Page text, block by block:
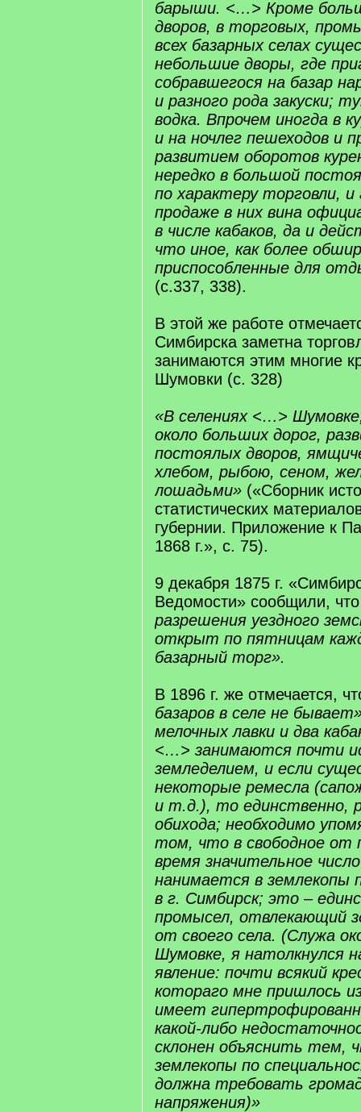
барыши. <…> Кроме
дворов, в торговых,
всех базарных селах
небольшие дворы, где
собравшегося на базар
и разного рода закуски;
водка. Впрочем иногда в
и на ночлег пешеходов и
развитием оборотов
нередко в большой
по характеру торговли, и
продаже в них вина
в числе кабаков, да и
что иное, как более
приспособленные для
(с.337, 338).
В этой же работе
Симбирска заметна
занимаются этим многие
Шумовки (с. 328)
«В селениях <…>
около больших дорог,
постоялых дворов,
хлебом, рыбою, сеном,
лошадьми» («Сборник
статистических
губернии. Приложение к
1868 г.», с. 75).
9 декабря 1875 г.
Ведомости» сообщили,
разрешения уездного
открыт по пятницам
базарный торг».
В 1896 г. же отмечается,
базаров в селе не
мелочных лавки и два
<…> занимаются почти
земледелием, и если
некоторые ремесла
и т.д.), то единственно,
обихода; необходимо
том, что в свободное от
время значительное
нанимается в землекопы
в г. Симбирск; это –
промысел, отвлекающий
от своего села. (Служа
Шумовке, я натолкнулся
явление: почти всякий
котораго мне пришлось
имеет
какой-либо
склонен объяснить тем,
землекопы по
должна требовать
напряжения)»